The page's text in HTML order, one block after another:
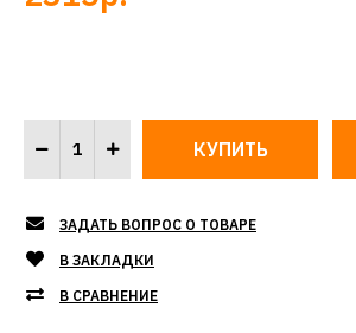
ЗАДАТЬ ВОПРОС О ТОВАРЕ
В ЗАКЛАДКИ
В СРАВНЕНИЕ